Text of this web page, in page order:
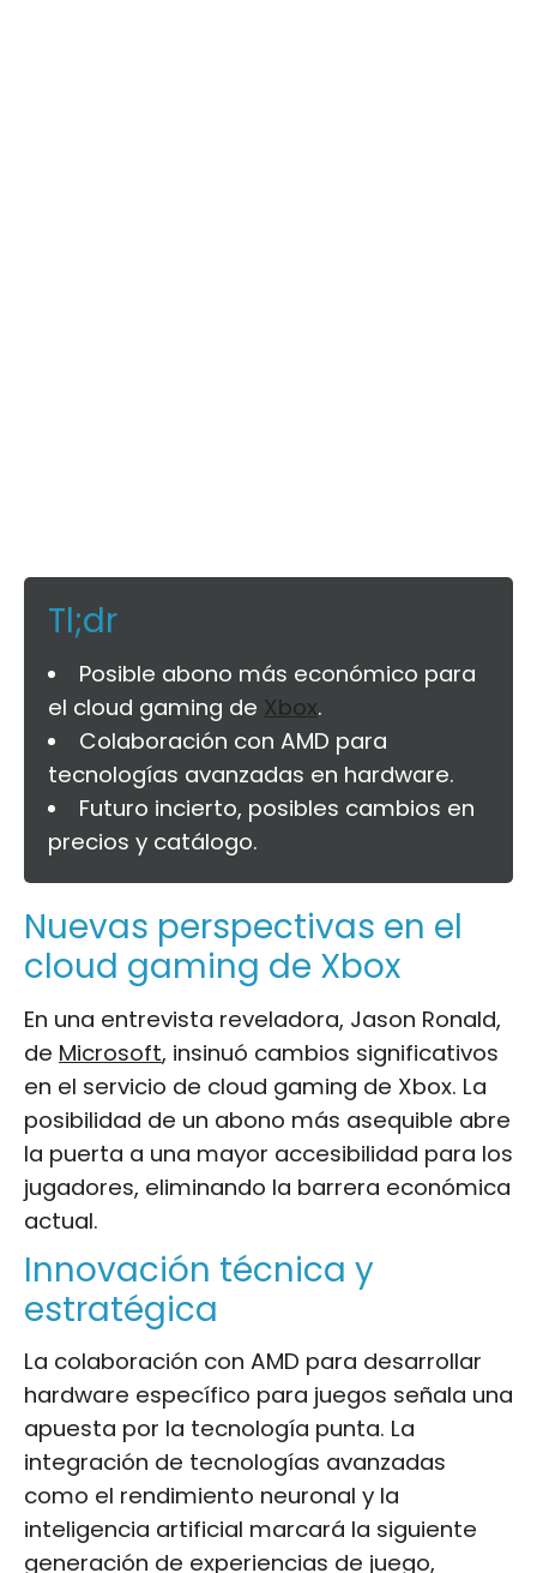
Tl;dr
Posible abono más económico para
el cloud gaming de Xbox.
Colaboración con AMD para
tecnologías avanzadas en hardware.
Futuro incierto, posibles cambios en
precios y catálogo.
Nuevas perspectivas en el
cloud gaming de Xbox
En una entrevista reveladora, Jason Ronald,
de Microsoft, insinuó cambios significativos
en el servicio de cloud gaming de Xbox. La
posibilidad de un abono más asequible abre
la puerta a una mayor accesibilidad para los
jugadores, eliminando la barrera económica
actual.
Innovación técnica y
estratégica
La colaboración con AMD para desarrollar
hardware específico para juegos señala una
apuesta por la tecnología punta. La
integración de tecnologías avanzadas
como el rendimiento neuronal y la
inteligencia artificial marcará la siguiente
generación de experiencias de juego,